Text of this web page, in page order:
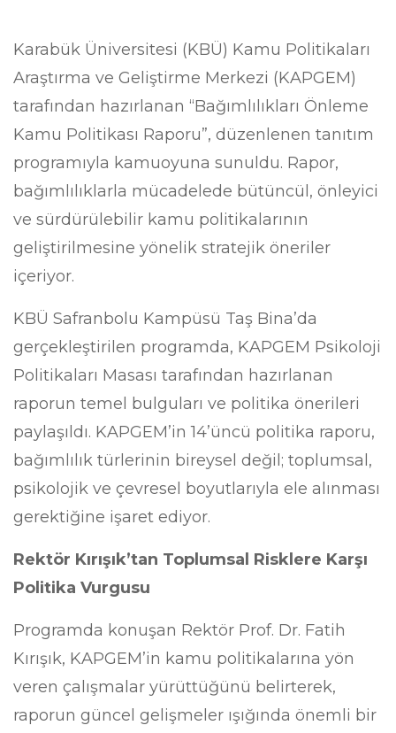
Karabük Üniversitesi (KBÜ) Kamu Politikaları
Araştırma ve Geliştirme Merkezi (KAPGEM)
tarafından hazırlanan “Bağımlılıkları Önleme
Kamu Politikası Raporu”, düzenlenen tanıtım
programıyla kamuoyuna sunuldu. Rapor,
bağımlılıklarla mücadelede bütüncül, önleyici
ve sürdürülebilir kamu politikalarının
geliştirilmesine yönelik stratejik öneriler
içeriyor.
KBÜ Safranbolu Kampüsü Taş Bina’da
gerçekleştirilen programda, KAPGEM Psikoloji
Politikaları Masası tarafından hazırlanan
raporun temel bulguları ve politika önerileri
paylaşıldı. KAPGEM’in 14’üncü politika raporu,
bağımlılık türlerinin bireysel değil; toplumsal,
psikolojik ve çevresel boyutlarıyla ele alınması
gerektiğine işaret ediyor.
Rektör Kırışık’tan Toplumsal Risklere Karşı
Politika Vurgusu
Programda konuşan Rektör Prof. Dr. Fatih
Kırışık, KAPGEM’in kamu politikalarına yön
veren çalışmalar yürüttüğünü belirterek,
raporun güncel gelişmeler ışığında önemli bir